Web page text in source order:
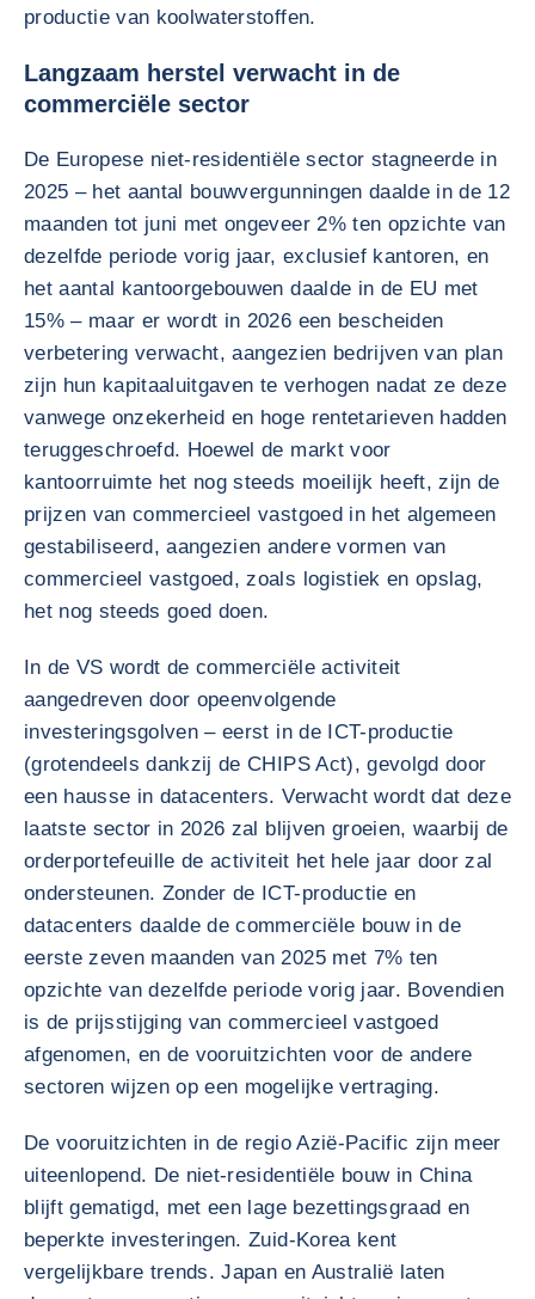
productie van koolwaterstoffen.
Langzaam herstel verwacht in de
commerciële sector
De Europese niet-residentiële sector stagneerde in
2025 – het aantal bouwvergunningen daalde in de 12
maanden tot juni met ongeveer 2% ten opzichte van
dezelfde periode vorig jaar, exclusief kantoren, en
het aantal kantoorgebouwen daalde in de EU met
15% – maar er wordt in 2026 een bescheiden
verbetering verwacht, aangezien bedrijven van plan
zijn hun kapitaaluitgaven te verhogen nadat ze deze
vanwege onzekerheid en hoge rentetarieven hadden
teruggeschroefd. Hoewel de markt voor
kantoorruimte het nog steeds moeilijk heeft, zijn de
prijzen van commercieel vastgoed in het algemeen
gestabiliseerd, aangezien andere vormen van
commercieel vastgoed, zoals logistiek en opslag,
het nog steeds goed doen.
In de VS wordt de commerciële activiteit
aangedreven door opeenvolgende
investeringsgolven – eerst in de ICT-productie
(grotendeels dankzij de CHIPS Act), gevolgd door
een hausse in datacenters. Verwacht wordt dat deze
laatste sector in 2026 zal blijven groeien, waarbij de
orderportefeuille de activiteit het hele jaar door zal
ondersteunen. Zonder de ICT-productie en
datacenters daalde de commerciële bouw in de
eerste zeven maanden van 2025 met 7% ten
opzichte van dezelfde periode vorig jaar. Bovendien
is de prijsstijging van commercieel vastgoed
afgenomen, en de vooruitzichten voor de andere
sectoren wijzen op een mogelijke vertraging.
De vooruitzichten in de regio Azië-Pacific zijn meer
uiteenlopend. De niet-residentiële bouw in China
blijft gematigd, met een lage bezettingsgraad en
beperkte investeringen. Zuid-Korea kent
vergelijkbare trends. Japan en Australië laten